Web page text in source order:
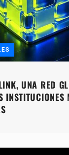
UNA RED
INSTITUCIONES